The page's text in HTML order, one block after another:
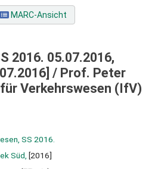
MARC-Ansicht
2016. 05.07.2016,
/ Prof. Peter
Verkehrswesen (IfV)
SS 2016.
Süd, [2016]